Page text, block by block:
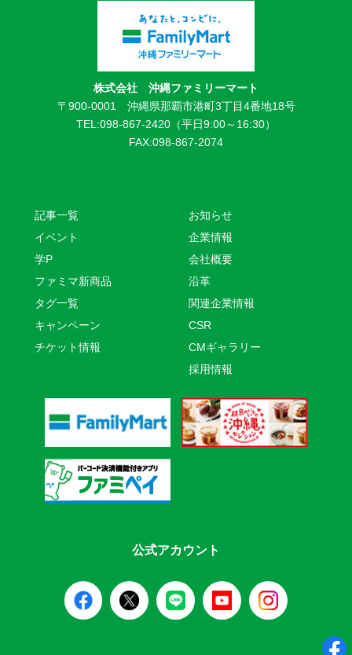
株式会社 沖縄ファミリーマート
〒900-0001 沖縄県那覇市港町3丁目4番地18号
TEL:098-867-2420（平日9:00～16:30）
FAX:098-867-2074
記事一覧
イベント
学P
ファミマ新商品
タグ一覧
キャンペーン
チケット情報
お知らせ
企業情報
会社概要
沿革
関連企業情報
CSR
CMギャラリー
採用情報
公式アカウント